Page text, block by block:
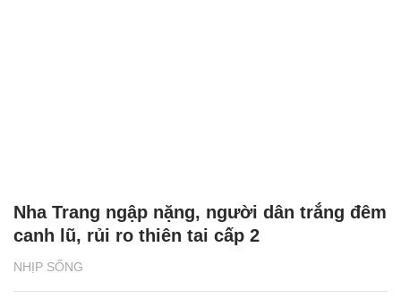
NHỊP SỐNG
Nha Trang ngập nặng, người dân trắng đêm
canh lũ, rủi ro thiên tai cấp 2